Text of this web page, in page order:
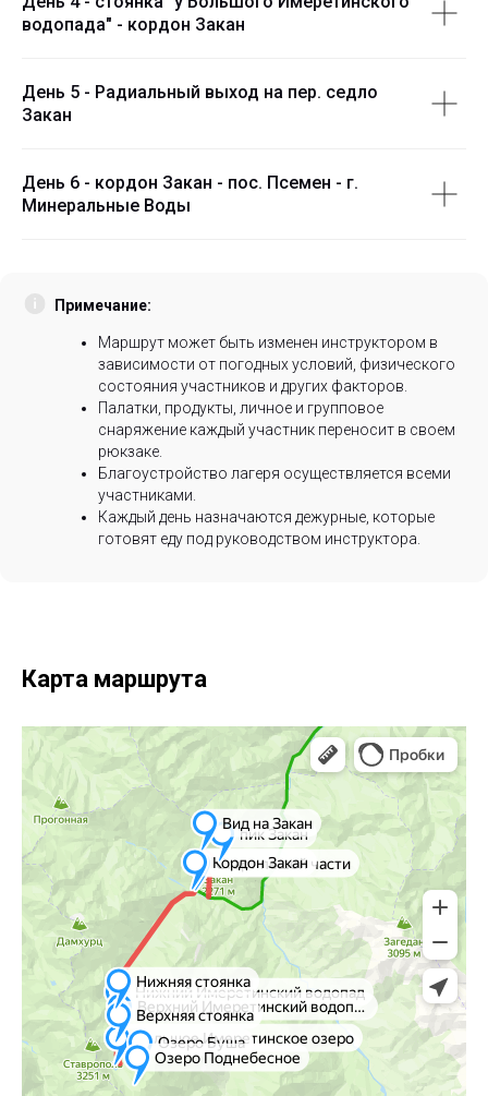
водопада" - кордон Закан
День 5 - Радиальный выход на пер. седло
Закан
День 6 - кордон Закан - пос. Псемен - г.
Минеральные Воды
Примечание:
Маршрут может быть изменен инструктором в
зависимости от погодных условий, физического
состояния участников и других факторов.
Палатки, продукты, личное и групповое
снаряжение каждый участник переносит в своем
рюкзаке.
Благоустройство лагеря осуществляется всеми
участниками.
Каждый день назначаются дежурные, которые
готовят еду под руководством инструктора.
Карта маршрута